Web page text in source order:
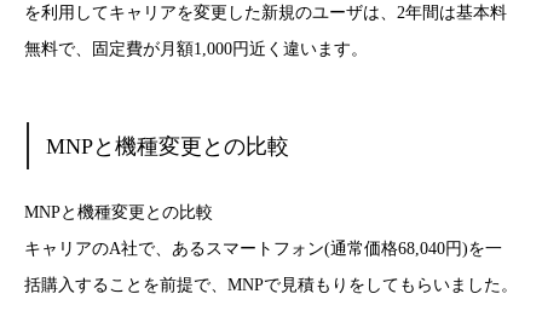
を利用してキャリアを変更した新規のユーザは、2年間は基本料
無料で、固定費が月額1,000円近く違います。
MNPと機種変更との比較
MNPと機種変更との比較
キャリアのA社で、あるスマートフォン(通常価格68,040円)を一
括購入することを前提で、MNPで見積もりをしてもらいました。